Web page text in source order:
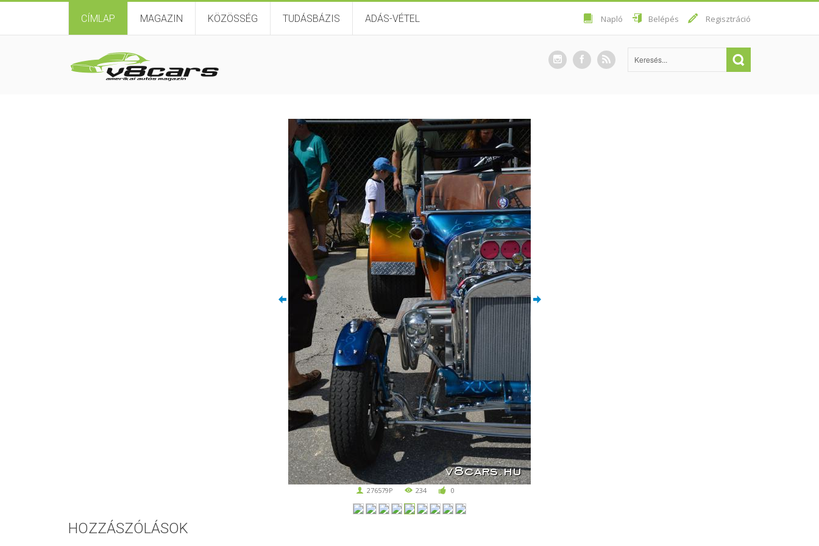
CÍMLAP MAGAZIN KÖZÖSSÉG TUDÁSBÁZIS ADÁS-VÉTEL Napló Belépés Regisztráció
276579P 234 0
HOZZÁSZÓLÁSOK